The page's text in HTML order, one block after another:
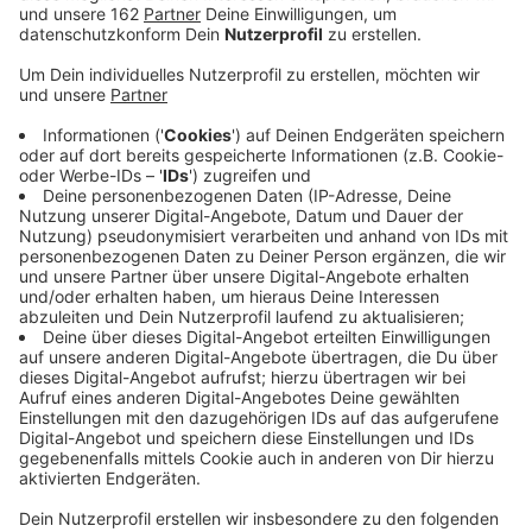
Veröffentlicht:Freitag, 19.01.2024 07:21
Anzeige
Auf der Theordor-Heuss-Brücke in Wesel ist
Donnerstagabend gegen 21 Uhr ein Feuerwerkskörper
von einem unbekannten Täter gezündet worden. Unter
der Eisenbahnbrücke "Isselstraße" ist ein Parkplatz
"Am Blaufuß", dort standen zwei Jugendliche. Ein
Zeuge hat gesehen, wie der Feuerwerkskörper
zwischen den beiden Jungs gelandet ist und den
Notruf gewählt. Beide mussten ins Krankenhaus. Bei
einem 17-jährigen konnte Lebensgefahr zunächst
nicht ausgeschlossen werden. Heute heißt es - er
wurde schwer aber zum Glück nicht lebensgefährlich
verletzt. Die Polizei sucht Zeugen. Sachdienliche
Hinweise werden bei der Polizeiwache Nord in Wesel